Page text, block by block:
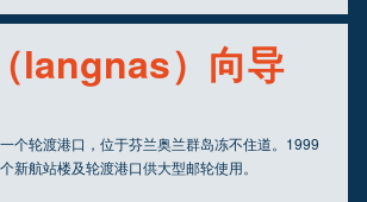
langnas）向导
个轮渡港口，位于芬兰奥兰群岛冻不住道。1999
新航站楼及轮渡港口供大型邮轮使用。